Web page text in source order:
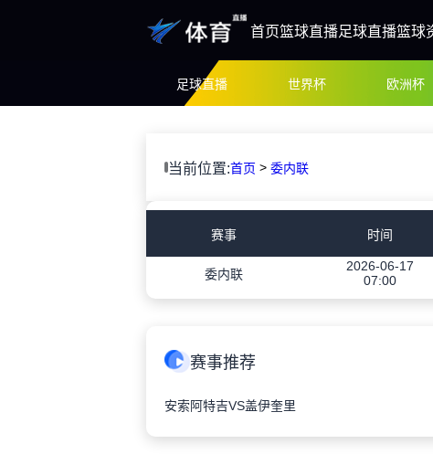
首页篮球直播足球直播篮球
足球直播 世界杯 欧洲杯
当前位置:首页 > 委内联
赛事 时间
委内联
2026-06-17
07:00
赛事推荐
安索阿特吉VS盖伊奎里